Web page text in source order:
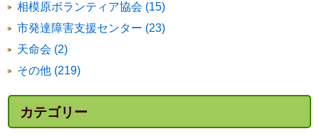
相模原ボランティア協会 (15)
市発達障害支援センター (23)
天命会 (2)
その他 (219)
カテゴリー